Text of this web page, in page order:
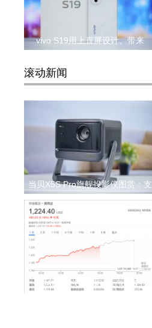
vivo S19用上直屏设计、带来
滚动新闻
当贝X5S Pro旗舰投影仪图赏：支
“AI总龙头”英伟达大涨超5